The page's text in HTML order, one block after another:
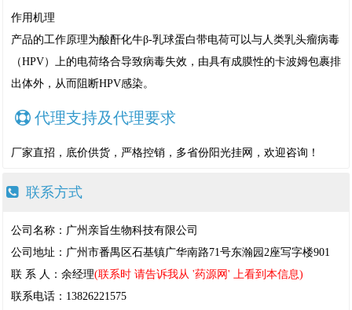
作用机理
产品的工作原理为酸酐化牛β-乳球蛋白带电荷可以与人类乳头瘤病毒
（HPV）上的电荷络合导致病毒失效，由具有成膜性的卡波姆包裹排
出体外，从而阻断HPV感染。
代理支持及代理要求
厂家直招，底价供货，严格控销，多省份阳光挂网，欢迎咨询！
联系方式
公司名称：广州亲旨生物科技有限公司
公司地址：广州市番禺区石基镇广华南路71号东瀚园2座写字楼901
联 系 人：余经理(联系时 请告诉我从 '药源网' 上看到本信息)
联系电话：13826221575